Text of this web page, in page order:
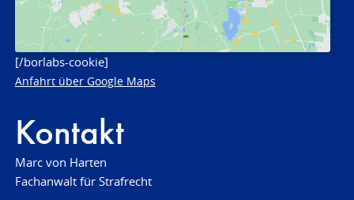
[/borlabs-cookie]
Anfahrt über Google Maps
Kontakt
Marc von Harten
Fachanwalt für Strafrecht